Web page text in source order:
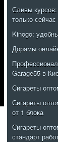
Сливы
только сейчас
Kinogo:
Дорамы
Garage55 в
Сигареты
Сигареты
от 1 блока
Сигареты
стандарт